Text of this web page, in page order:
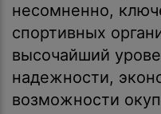
несомненно,
спортивных
высочайший
надежности,
возможности